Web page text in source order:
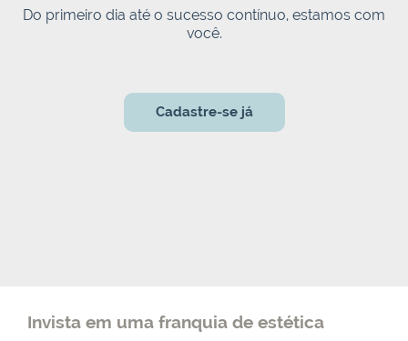
Do primeiro dia até o sucesso contínuo, estamos com
você.
Cadastre-se já
Invista em uma franquia de estética